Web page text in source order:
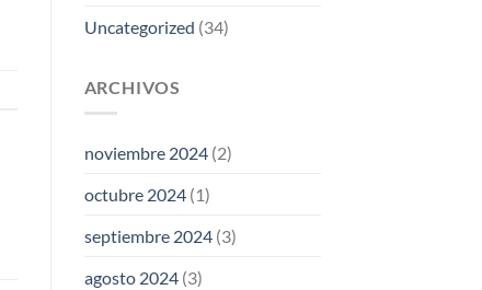
Uncategorized (34)
ARCHIVOS
noviembre 2024(2)
octubre 2024(1)
septiembre 2024(3)
agosto 2024(3)